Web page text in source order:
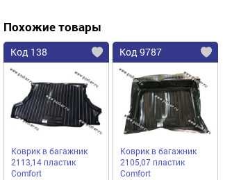
Похожие товары
Код 138
Коврик в багажник
2113,14 пластик
Comfort
Код 9787
Коврик в багажник
2105,07 пластик
Comfort